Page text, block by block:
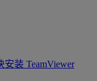
安装 TeamViewer